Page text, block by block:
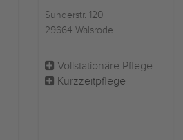
Sunderstr. 120
29664 Walsrode
Vollstationäre Pflege
Kurzzeitpflege